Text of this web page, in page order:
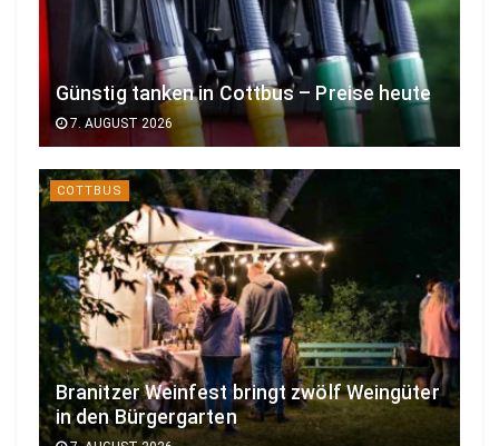
Günstig tanken in Cottbus – Preise heute
7. AUGUST 2026
COTTBUS
Branitzer Weinfest bringt zwölf Weingüter
in den Bürgergarten